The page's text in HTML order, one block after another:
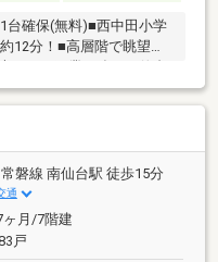
台確保(無料)■西中田小学
12分！■高層階で眺望や
ハウス工業の強み～仙台
舗で展開中！【購入】
ォーム】など住宅に関す
ご購入時に気になる住宅
誠心誠意ご説明させて頂
ペースも完備！お子様連
ださい。営業時間：10：
日※店舗により変動あ
ので、どうぞお気軽にお
常磐線 南仙台駅 徒歩15分
通
ヶ月/7階建
戸